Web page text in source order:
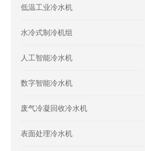
低温工业冷水机
水冷式制冷机组
人工智能冷水机
数字智能冷水机
废气冷凝回收冷水机
表面处理冷水机